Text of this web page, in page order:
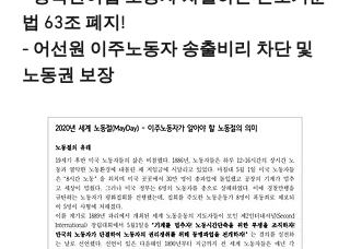
법 63조 폐지!
- 어선원 이주노동자 송출비리 차단 및
노동권 보장